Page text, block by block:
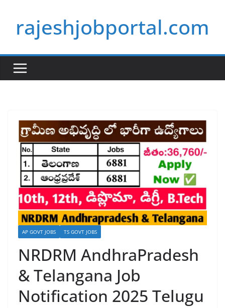
contentrajeshjobportal.com
AP GOVT JOBS TS GOVT JOBS
NRDRM AndhraPradesh
& Telangana Job
Notification 2025 Telugu